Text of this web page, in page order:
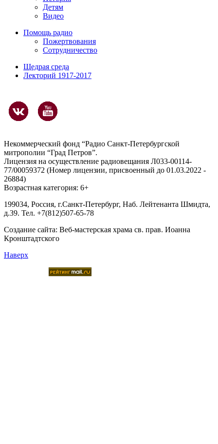
Детям
Видео
Помощь радио
Пожертвования
Сотрудничество
Щедрая среда
Лекторий 1917-2017
Некоммерческий фонд “Радио Санкт-Петербургской
митрополии “Град Петров”.
Лицензия на осуществление радиовещания Л033-00114-
77/00059372 (Номер лицензии, присвоенный до 01.03.2022 -
26884)
Возрастная категория: 6+
199034, Россия, г.Санкт-Петербург, Наб. Лейтенанта Шмидта,
д.39. Тел. +7(812)507-65-78
Создание сайта: Веб-мастерская храма св. прав. Иоанна
Кронштадтского
Наверх